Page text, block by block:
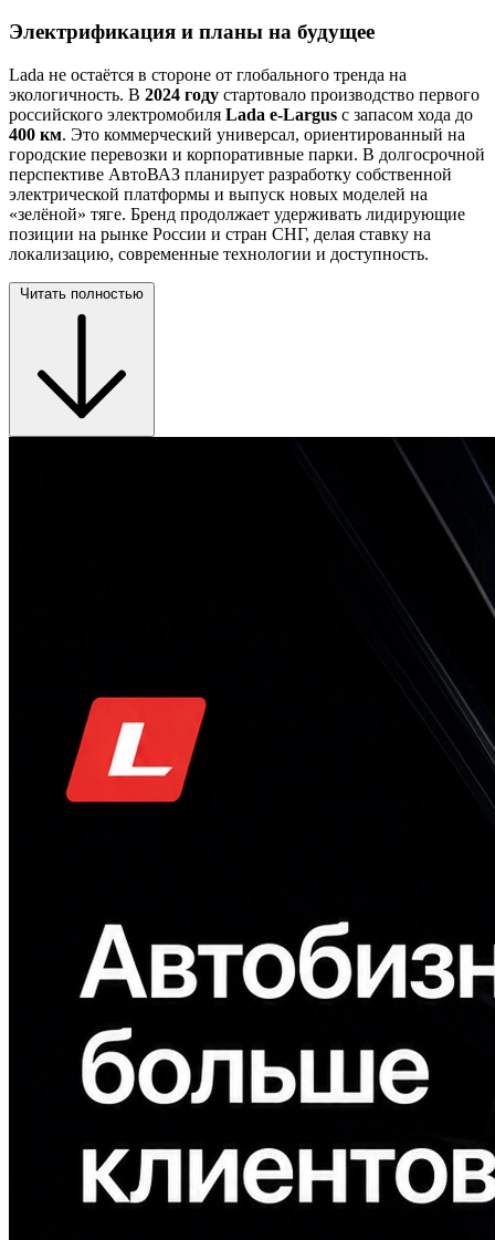
Электрификация и планы на будущее
Lada не остаётся в стороне от глобального тренда на
экологичность. В 2024 году стартовало производство первого
российского электромобиля Lada e-Largus с запасом хода до
400 км. Это коммерческий универсал, ориентированный на
городские перевозки и корпоративные парки. В долгосрочной
перспективе АвтоВАЗ планирует разработку собственной
электрической платформы и выпуск новых моделей на
«зелёной» тяге. Бренд продолжает удерживать лидирующие
позиции на рынке России и стран СНГ, делая ставку на
локализацию, современные технологии и доступность.
Читать полностью